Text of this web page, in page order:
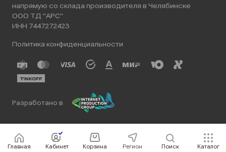
напрямую со склада производителя в Челябинске
ООО ТД "АРС"
ИНН 7447272423
Политика конфиденциальности
Разработано в
Главная Кабинет Корзина Регион Поиск Каталог